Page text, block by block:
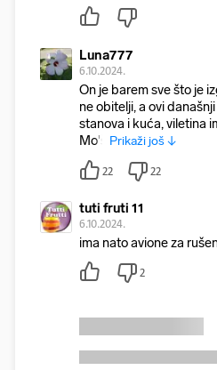
Luna777
6.10.2024.
On je barem sve što je
ne obitelji, a ovi
stanova i kuća, viletina
Mo'š Prikaži još ↓
22 22
tuti fruti 11
6.10.2024.
ima nato avione za
2